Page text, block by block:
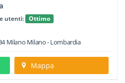
utenti: Ottimo
Milano Milano -Lombardia
Mappa